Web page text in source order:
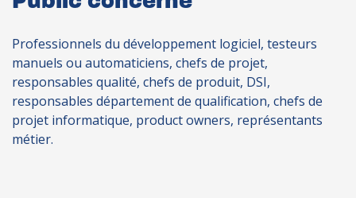
Professionnels du développement logiciel, testeurs
manuels ou automaticiens, chefs de projet,
responsables qualité, chefs de produit, DSI,
responsables département de qualification, chefs de
projet informatique, product owners, représentants
métier.